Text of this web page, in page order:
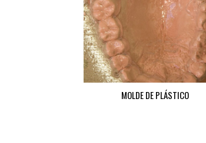
MOLDE DE PLÁSTICO